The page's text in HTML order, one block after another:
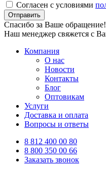
Согласен с условиями
Отправить
Спасибо за Ваше обращение!
Наш менеджер свяжется с
Компания
О нас
Новости
Контакты
Блог
Оптовикам
Услуги
Доставка и оплата
Вопросы и ответы
8 812 400 00 80
8 800 350 00 66
Заказать звонок